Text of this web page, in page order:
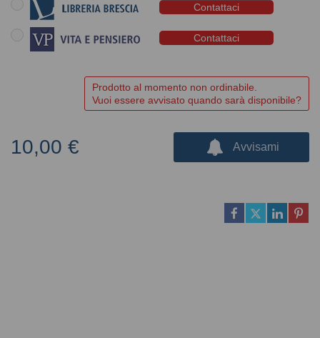
Contattaci
Contattaci
Prodotto al momento non ordinabile.
Vuoi essere avvisato quando sarà disponibile?
10,00 € Avvisami